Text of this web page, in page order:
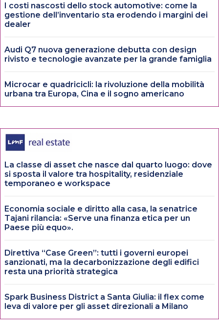
I costi nascosti dello stock automotive: come la
gestione dell’inventario sta erodendo i margini dei
dealer
Audi Q7 nuova generazione debutta con design
rivisto e tecnologie avanzate per la grande famiglia
Microcar e quadricicli: la rivoluzione della mobilità
urbana tra Europa, Cina e il sogno americano
La classe di asset che nasce dal quarto luogo: dove
si sposta il valore tra hospitality, residenziale
temporaneo e workspace
Economia sociale e diritto alla casa, la senatrice
Tajani rilancia: «Serve una finanza etica per un
Paese più equo».
Direttiva “Case Green”: tutti i governi europei
sanzionati, ma la decarbonizzazione degli edifici
resta una priorità strategica
Spark Business District a Santa Giulia: il flex come
leva di valore per gli asset direzionali a Milano